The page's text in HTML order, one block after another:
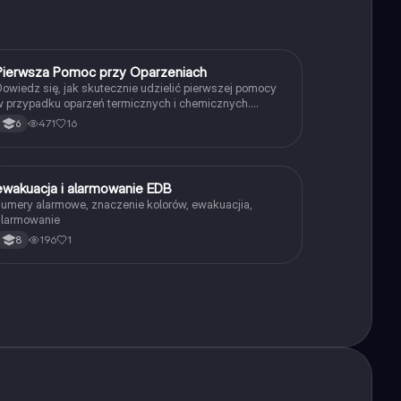
Edukacja dla bezpieczeństwa
Pomoc przy Oparzeniach
się, jak skutecznie udzielić pierwszej pomocy
przypadku oparzeń termicznych i chemicznych.
Zawiera kluczowe informacje o przyczynach oparzeń,
metodach chłodzenia oraz zastosowaniu opatrunków.
6 471 16
Edukacja dla bezpieczeństwa
i alarmowanie EDB
alarmowe, znaczenie kolorów, ewakuacjia,
8 196 1